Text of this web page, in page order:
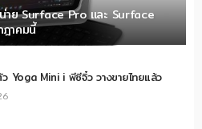
าย Surface Pro และ Surface
าคมนี้
ว Yoga Mini i พีซีจิ๋ว วางขายไทยแล้ว